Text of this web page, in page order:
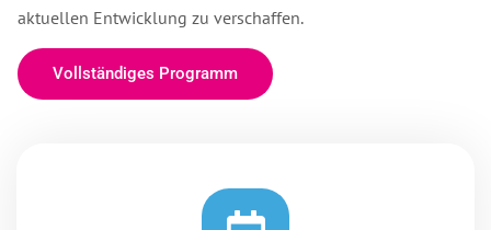
aktuellen Entwicklung zu verschaffen.
Vollständiges Programm